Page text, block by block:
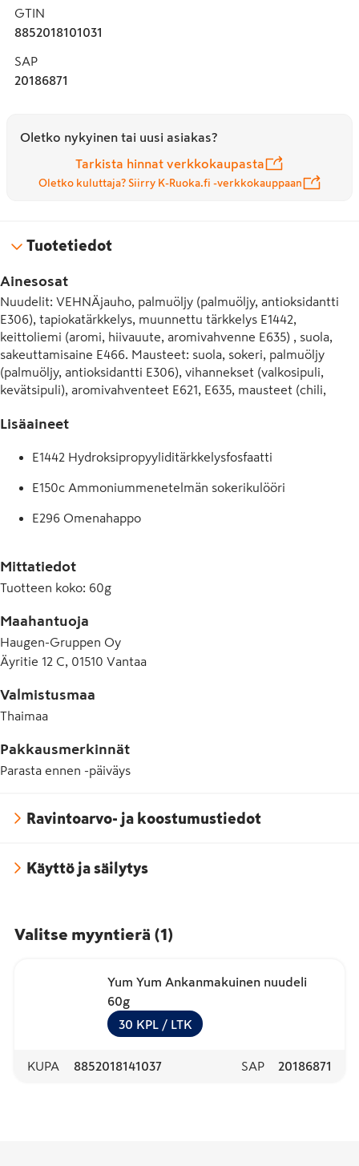
GTIN
8852018101031
SAP
20186871
Oletko nykyinen tai uusi asiakas?
Tarkista hinnat verkkokaupasta
Oletko kuluttaja? Siirry K-Ruoka.fi -verkkokauppaan
Tuotetiedot
Ainesosat
Nuudelit: VEHNÄjauho, palmuöljy (palmuöljy, antioksidantti
E306), tapiokatärkkelys, muunnettu tärkkelys E1442,
keittoliemi (aromi, hiivauute, aromivahvenne E635) , suola,
sakeuttamisaine E466. Mausteet: suola, sokeri, palmuöljy
(palmuöljy, antioksidantti E306), vihannekset (valkosipuli,
kevätsipuli), aromivahventeet E621, E635, mausteet (chili,
E150c, korianterijauhe, ankka-aromi (sisältää SOIJApapu). Tämä
selleristä ja seesamista.
Lisäaineet
E1442 Hydroksipropyyliditärkkelysfosfaatti
E150c Ammoniummenetelmän sokerikulööri
E296 Omenahappo
natriumkarboksimetyyliselluloosa
E621 Mononatriumglutamaatti
E635 Dinatrium-5''-ribonukleotidit
Mittatiedot
Tuotteen koko: 60g
Maahantuoja
Haugen-Gruppen Oy
Äyritie 12 C, 01510 Vantaa
Valmistusmaa
Thaimaa
Pakkausmerkinnät
Parasta ennen -päiväys
Ravintoarvo- ja koostumustiedot
Käyttö ja säilytys
Valitse myyntierä (1 )
Yum Yum Ankanmakuinen nuudeli
60g
30 KPL / LTK
KUPA 8852018141037 SAP 20186871